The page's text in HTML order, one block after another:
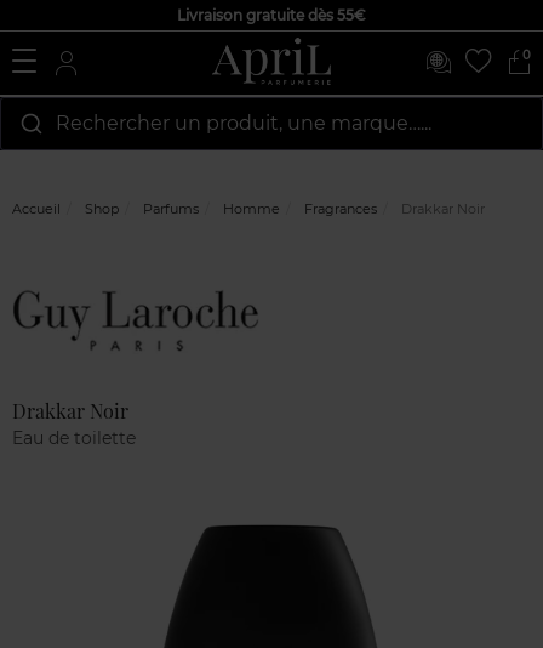
Livraison gratuite dès 55€
0
Rechercher un produit, une marque…...
Accueil Shop Parfums Homme Fragrances Drakkar Noir
Drakkar Noir
Eau de toilette